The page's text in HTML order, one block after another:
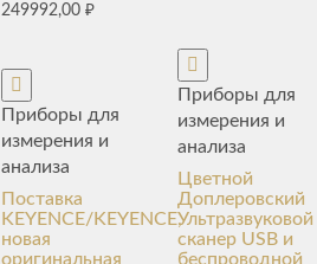
249992,00 ₽
Приборы для
измерения и
анализа
Поставка
KEYENCE/KEYENCE,
новая
оригинальная
Приборы для
измерения и
анализа
Цветной
Доплеровский
Ультразвуковой
сканер USB и
беспроводной